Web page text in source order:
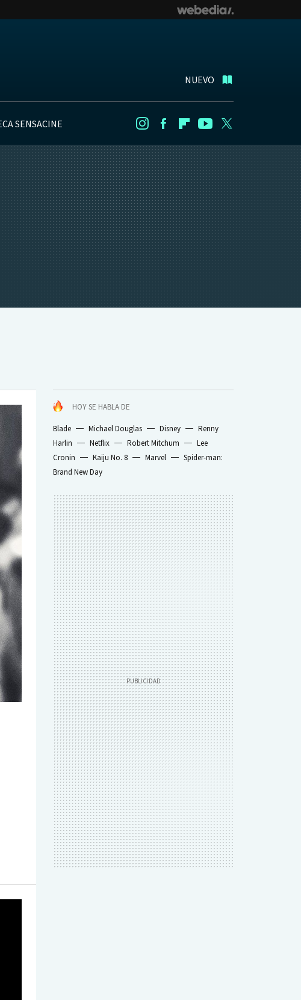
NUEVO
SENSACINE InstagramFacebookFlipboard
Youtube
HOY SE HABLA DE
Blade Michael Douglas Disney
Renny
Harlin
Netflix Robert Mitchum
Lee
Cronin
Kaiju No. 8 Marvel
Spider-man:
Brand New Day